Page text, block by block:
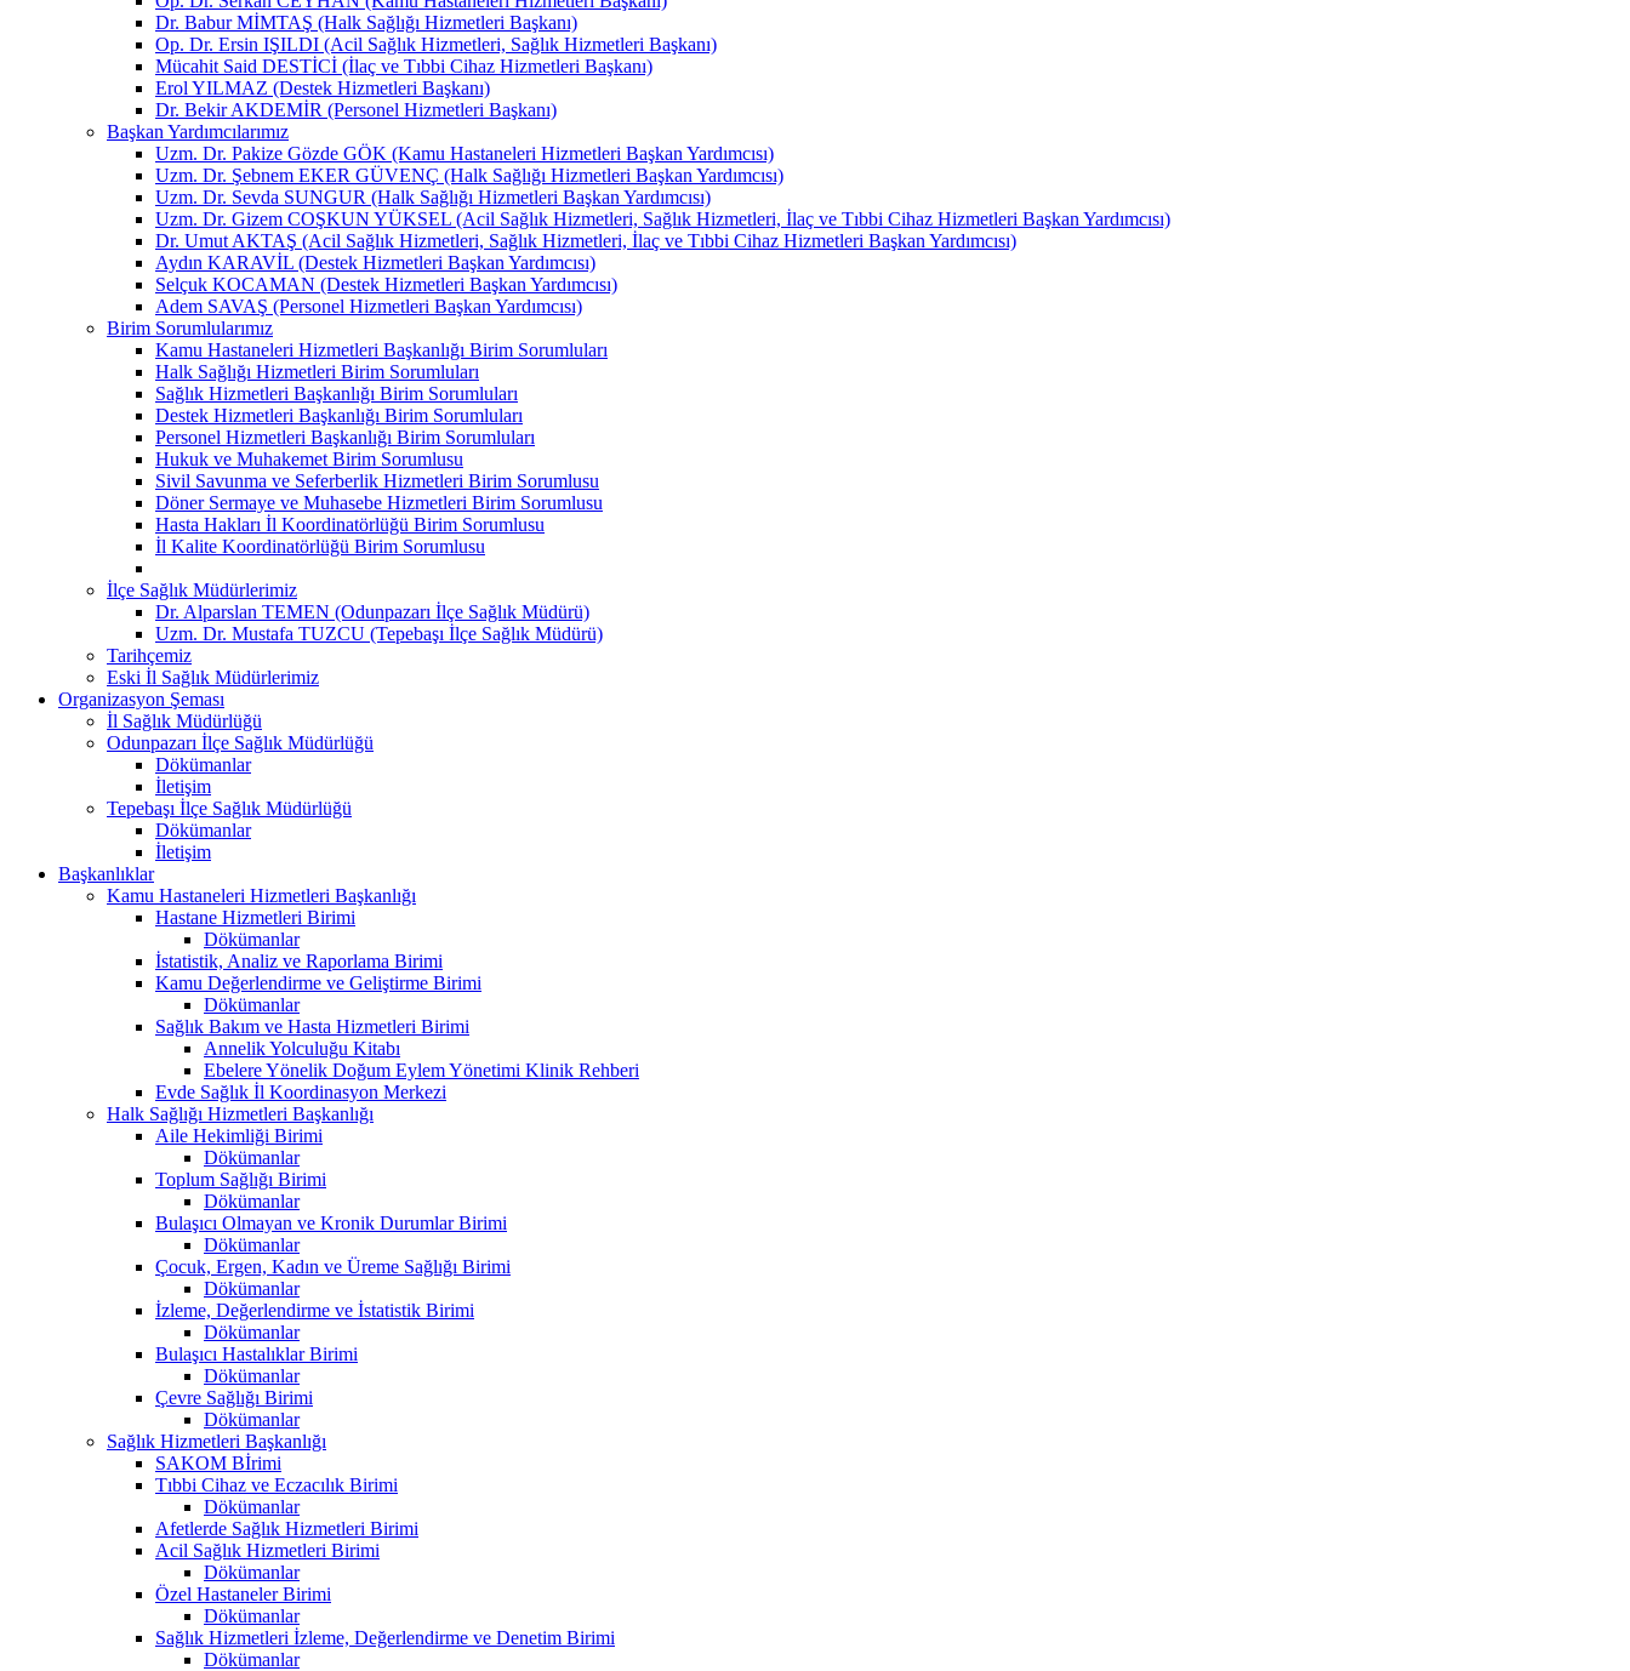
Dr. Babur MİMTAŞ (Halk Sağlığı Hizmetleri Başkanı)
Op. Dr. Ersin IŞILDI (Acil Sağlık Hizmetleri, Sağlık Hizmetleri Başkanı)
Mücahit Said DESTİCİ (İlaç ve Tıbbi Cihaz Hizmetleri Başkanı)
Erol YILMAZ (Destek Hizmetleri Başkanı)
Dr. Bekir AKDEMİR (Personel Hizmetleri Başkanı)
Başkan Yardımcılarımız
Uzm. Dr. Pakize Gözde GÖK (Kamu Hastaneleri Hizmetleri Başkan Yardımcısı)
Uzm. Dr. Şebnem EKER GÜVENÇ (Halk Sağlığı Hizmetleri Başkan Yardımcısı)
Uzm. Dr. Sevda SUNGUR (Halk Sağlığı Hizmetleri Başkan Yardımcısı)
Uzm. Dr. Gizem COŞKUN YÜKSEL (Acil Sağlık Hizmetleri, Sağlık Hizmetleri, İlaç ve Tıbbi Cihaz Hizmetleri Başkan Yardımcısı)
Dr. Umut AKTAŞ (Acil Sağlık Hizmetleri, Sağlık Hizmetleri, İlaç ve Tıbbi Cihaz Hizmetleri Başkan Yardımcısı)
Aydın KARAVİL (Destek Hizmetleri Başkan Yardımcısı)
Selçuk KOCAMAN (Destek Hizmetleri Başkan Yardımcısı)
Adem SAVAŞ (Personel Hizmetleri Başkan Yardımcısı)
Birim Sorumlularımız
Kamu Hastaneleri Hizmetleri Başkanlığı Birim Sorumluları
Halk Sağlığı Hizmetleri Birim Sorumluları
Sağlık Hizmetleri Başkanlığı Birim Sorumluları
Destek Hizmetleri Başkanlığı Birim Sorumluları
Personel Hizmetleri Başkanlığı Birim Sorumluları
Hukuk ve Muhakemet Birim Sorumlusu
Sivil Savunma ve Seferberlik Hizmetleri Birim Sorumlusu
Döner Sermaye ve Muhasebe Hizmetleri Birim Sorumlusu
Hasta Hakları İl Koordinatörlüğü Birim Sorumlusu
İl Kalite Koordinatörlüğü Birim Sorumlusu
İlçe Sağlık Müdürlerimiz
Dr. Alparslan TEMEN (Odunpazarı İlçe Sağlık Müdürü)
Uzm. Dr. Mustafa TUZCU (Tepebaşı İlçe Sağlık Müdürü)
Tarihçemiz
Eski İl Sağlık Müdürlerimiz
Organizasyon Şeması
İl Sağlık Müdürlüğü
Odunpazarı İlçe Sağlık Müdürlüğü
Dökümanlar
İletişim
Tepebaşı İlçe Sağlık Müdürlüğü
Dökümanlar
İletişim
Başkanlıklar
Kamu Hastaneleri Hizmetleri Başkanlığı
Hastane Hizmetleri Birimi
Dökümanlar
İstatistik, Analiz ve Raporlama Birimi
Kamu Değerlendirme ve Geliştirme Birimi
Dökümanlar
Sağlık Bakım ve Hasta Hizmetleri Birimi
Annelik Yolculuğu Kitabı
Ebelere Yönelik Doğum Eylem Yönetimi Klinik Rehberi
Evde Sağlık İl Koordinasyon Merkezi
Halk Sağlığı Hizmetleri Başkanlığı
Aile Hekimliği Birimi
Dökümanlar
Toplum Sağlığı Birimi
Dökümanlar
Bulaşıcı Olmayan ve Kronik Durumlar Birimi
Dökümanlar
Çocuk, Ergen, Kadın ve Üreme Sağlığı Birimi
Dökümanlar
İzleme, Değerlendirme ve İstatistik Birimi
Dökümanlar
Bulaşıcı Hastalıklar Birimi
Dökümanlar
Çevre Sağlığı Birimi
Dökümanlar
Sağlık Hizmetleri Başkanlığı
SAKOM Bİrimi
Tıbbi Cihaz ve Eczacılık Birimi
Dökümanlar
Afetlerde Sağlık Hizmetleri Birimi
Acil Sağlık Hizmetleri Birimi
Dökümanlar
Özel Hastaneler Birimi
Dökümanlar
Sağlık Hizmetleri İzleme, Değerlendirme ve Denetim Birimi
Dökümanlar